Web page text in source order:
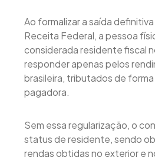
Ao formalizar a saída
Receita Federal, a pessoa
considerada residente fiscal
responder apenas pelos
brasileira, tributados de
pagadora.
Sem essa regularização, o
status de residente, sendo
rendas obtidas no exterior e